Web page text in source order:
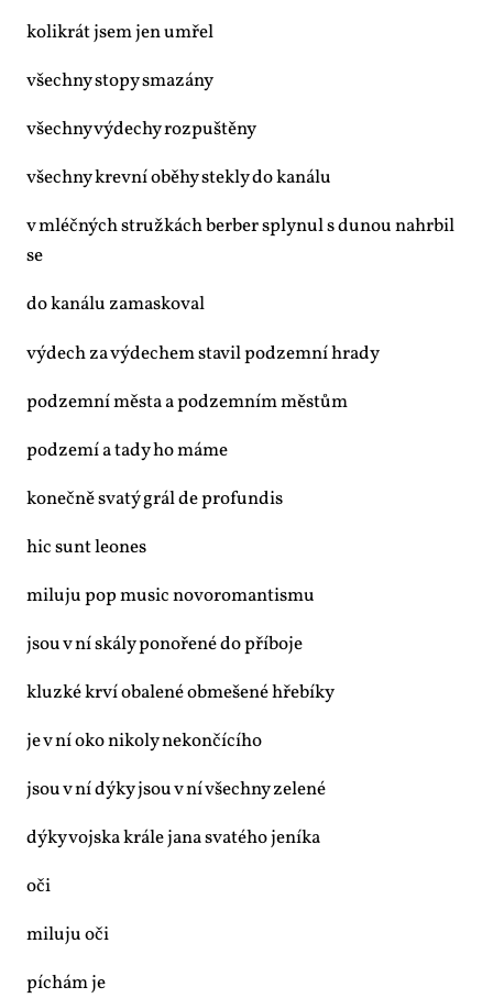
ko­li­krát jsem jen umřel
všech­ny sto­py sma­zá­ny
všech­ny vý­de­chy roz­puš­tě­ny
všech­ny krev­ní oběhy stek­ly do ka­ná­lu
v mléč­ných struž­kách ber­ber sply­nul s du­nou na­hr­bil
se
do ka­ná­lu za­mas­ko­val
vý­dech za vý­de­chem sta­vil pod­zem­ní hra­dy
pod­zem­ní měs­ta a pod­zem­ním měs­tům
pod­ze­mí a ta­dy ho má­me
ko­neč­ně sva­tý grál de pro­fun­dis
hic sunt le­o­nes
mi­lu­ju pop mu­sic no­vo­ro­man­tis­mu
jsou v ní ská­ly po­no­ře­né do pří­bo­je
kluz­ké kr­ví oba­le­né ob­me­še­né hře­bí­ky
je v ní oko ni­ko­ly ne­kon­čí­cí­ho
jsou v ní dý­ky jsou v ní všech­ny ze­le­né
dý­ky voj­ska krá­le ja­na sva­té­ho je­ní­ka
oči
mi­lu­ju oči
pí­chám je